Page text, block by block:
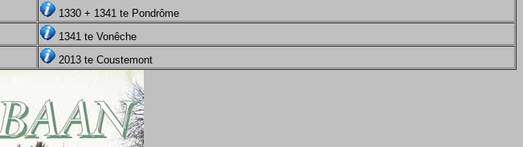
1330 + 1341 te Pondrôme
1341 te Vonêche
2013 te Coustemont